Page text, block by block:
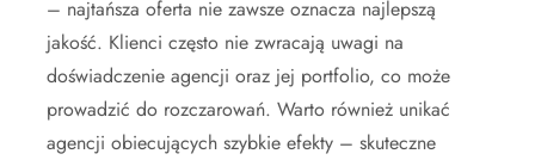
– najtańsza oferta nie zawsze oznacza najlepszą
jakość. Klienci często nie zwracają uwagi na
doświadczenie agencji oraz jej portfolio, co może
prowadzić do rozczarowań. Warto również unikać
agencji obiecujących szybkie efekty – skuteczne